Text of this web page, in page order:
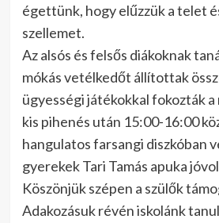
égettünk, hogy elűzzük a telet
szellemet.
Az alsós és felsős diákoknak
mókás vetélkedőt állítottak
ügyességi játékokkal fokozták a
kis pihenés után 15:00-16:00
hangulatos farsangi diszkóban
gyerekek Tari Tamás apuka
Köszönjük szépen a szülők
Adakozásuk révén iskolánk